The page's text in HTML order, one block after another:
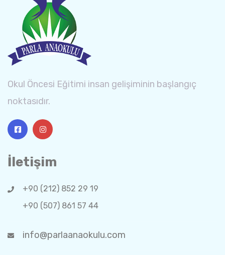
Okul Öncesi Eğitimi insan gelişiminin başlangıç
noktasıdır.
İletişim
+90 (212) 852 29 19
+90 (507) 861 57 44
info@parlaanaokulu.com